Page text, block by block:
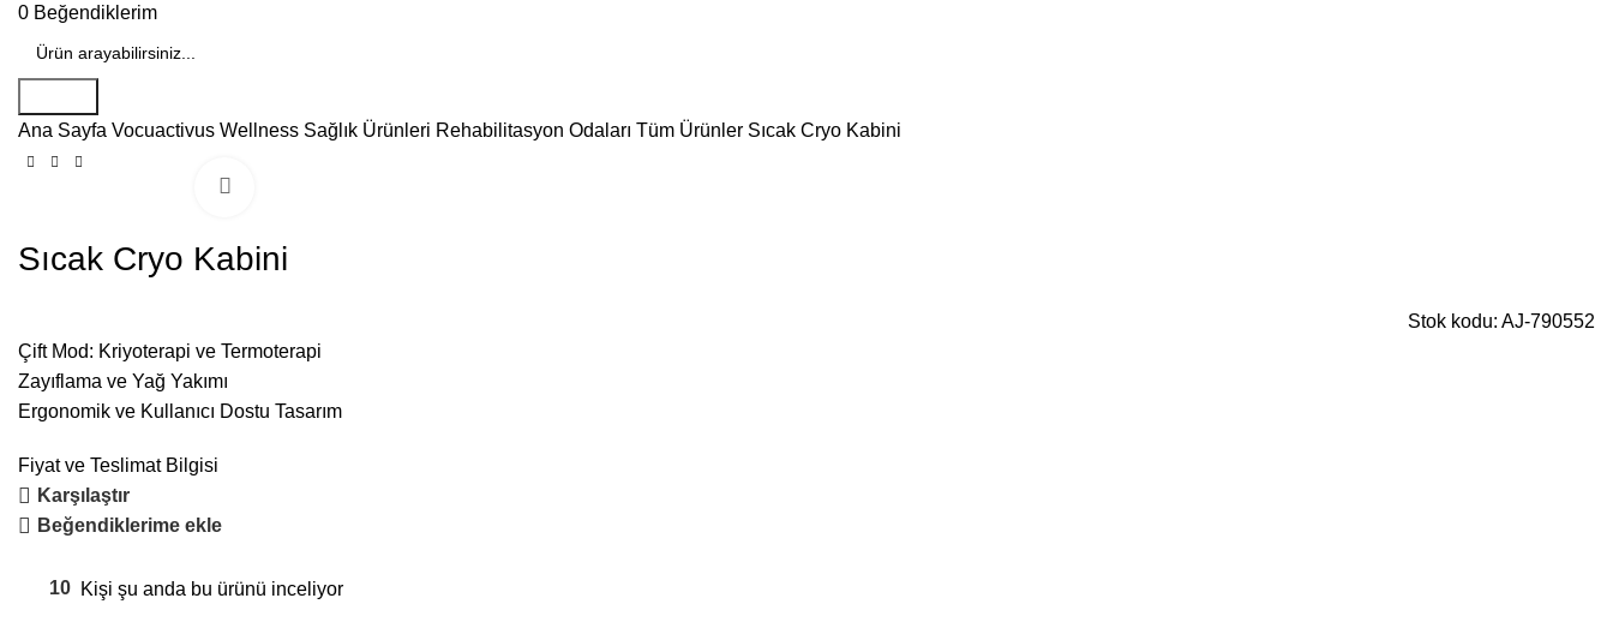
0 Beğendiklerim
Ana Sayfa Vocuactivus Wellness Sağlık Ürünleri Rehabilitasyon Odaları Tüm Ürünler Sıcak Cryo Kabini
Sıcak Cryo Kabini
Stok kodu: AJ-790552
Çift Mod: Kriyoterapi ve Termoterapi
Zayıflama ve Yağ Yakımı
Ergonomik ve Kullanıcı Dostu Tasarım
Fiyat ve Teslimat Bilgisi
Karşılaştır
Beğendiklerime ekle
10 Kişi şu anda bu ürünü inceliyor